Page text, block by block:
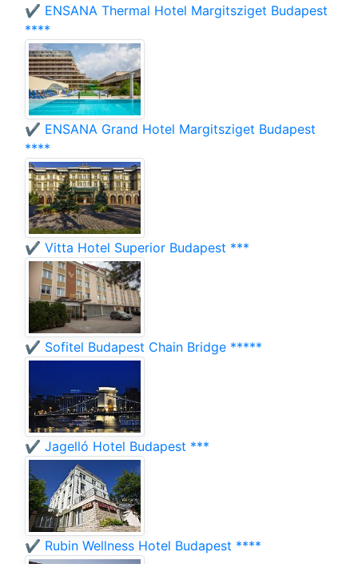
✔️ ENSANA Thermal Hotel Margitsziget Budapest
****
✔️ ENSANA Grand Hotel Margitsziget Budapest
****
✔️ Vitta Hotel Superior Budapest ***
✔️ Sofitel Budapest Chain Bridge *****
✔️ Jagelló Hotel Budapest ***
✔️ Rubin Wellness Hotel Budapest ****